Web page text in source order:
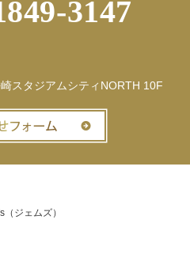
3147
スタジアムシティNORTH 10F
ジェムズ）